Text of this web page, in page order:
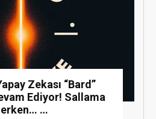
Zekası “Bard”
Ediyor! Sallama
…